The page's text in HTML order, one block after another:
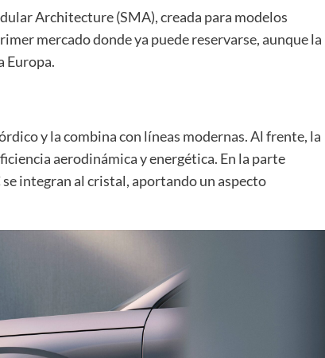
Architecture (SMA), creada para modelos
mercado donde ya puede reservarse, aunque la
Europa.
y la combina con líneas modernas. Al frente, la
aerodinámica y energética. En la parte
integran al cristal, aportando un aspecto